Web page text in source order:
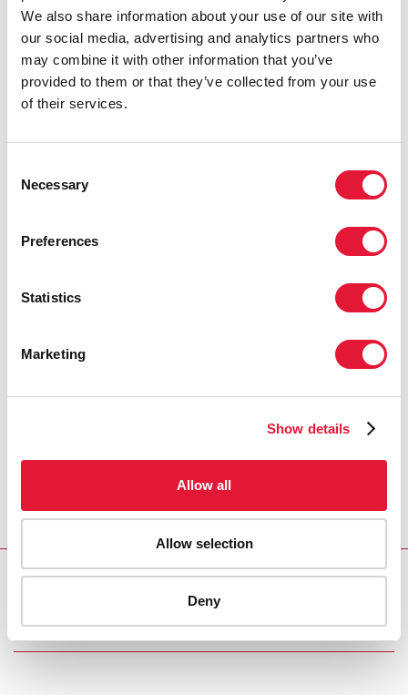
We also share information about your use of our site with
our social media, advertising and analytics partners who
may combine it with other information that you’ve
provided to them or that they’ve collected from your use
of their services.
Selection
Necessary
Preferences
Statistics
Marketing
Show details
Allow all
Allow selection
Deny
которым страны должны отчитываться.